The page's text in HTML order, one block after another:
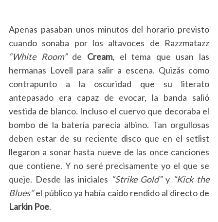
Apenas pasaban unos minutos del horario previsto
cuando sonaba por los altavoces de Razzmatazz
“White Room”de Cream, el tema que usan las
hermanas Lovell para salir a escena. Quizás como
contrapunto a la oscuridad que su literato
antepasado era capaz de evocar, la banda salió
vestida de blanco. Incluso el cuervo que decoraba el
bombo de la batería parecía albino. Tan orgullosas
deben estar de su reciente disco que en el setlist
llegaron a sonar hasta nueve de las once canciones
que contiene. Y no seré precisamente yo el que se
queje. Desde las iniciales “Strike Gold”y “Kick the
Blues”el público ya había caído rendido al directo de
Larkin Poe.